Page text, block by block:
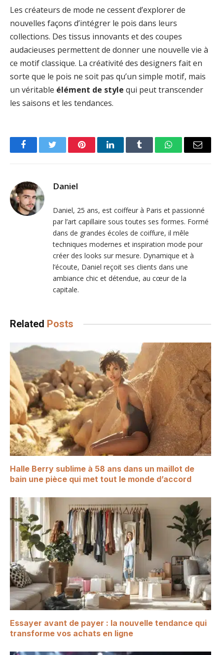
Les créateurs de mode ne cessent d’explorer de
nouvelles façons d’intégrer le pois dans leurs
collections. Des tissus innovants et des coupes
audacieuses permettent de donner une nouvelle vie à
ce motif classique. La créativité des designers fait en
sorte que le pois ne soit pas qu’un simple motif, mais
un véritable élément de style qui peut transcender
les saisons et les tendances.
FacebookTwitter PinterestLinkedInTumblr WhatsAppEmail
Daniel
Daniel, 25 ans, est coiffeur à Paris et passionné
par l’art capillaire sous toutes ses formes. Formé
dans de grandes écoles de coiffure, il mêle
techniques modernes et inspiration mode pour
créer des looks sur mesure. Dynamique et à
l’écoute, Daniel reçoit ses clients dans une
ambiance chic et détendue, au cœur de la
capitale.
Related Posts
Halle Berry sublime à 58 ans dans un maillot de
bain une pièce qui met tout le monde d’accord
Essayer avant de payer : la nouvelle tendance qui
transforme vos achats en ligne